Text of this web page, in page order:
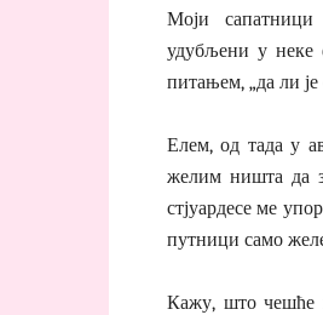
Моји
удубљени у неке
питањем, „да ли
Елем, од тада у
желим ништа да
стјуардесе ме
путници само
Кажу, што чешће